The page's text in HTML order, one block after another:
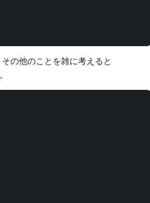
の他のことを雑に考えると